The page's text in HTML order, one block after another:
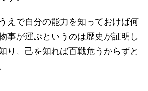
えで自分の能力を知っておけば何
事が運ぶというのは歴史が証明し
り、己を知れば百戦危うからずと